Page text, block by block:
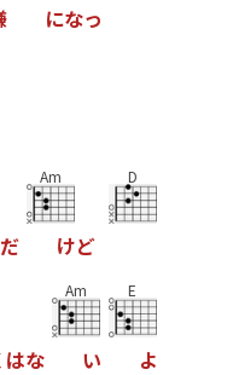
になっ
だ
Am
けど
D
はな
Am
い
E
よ